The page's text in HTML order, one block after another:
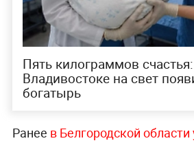
Пять килограммов
Владивостоке на свет
богатырь
Ранее в Белгородской